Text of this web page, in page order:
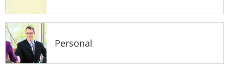
Personal